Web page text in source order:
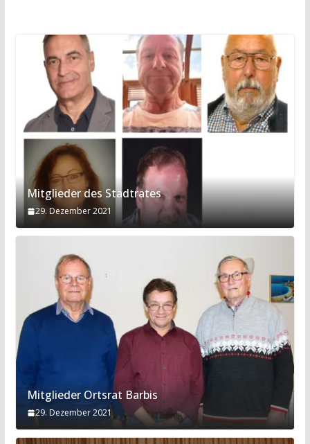
Mitglieder des Stadtrates
29. Dezember 2021
Mitglieder Ortsrat Barbis
29. Dezember 2021